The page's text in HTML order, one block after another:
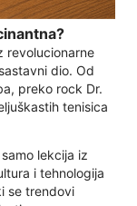
revolucionarne
dio. Od
preko rock Dr.
tenisica
lekcija iz
i tehnologija
se trendovi